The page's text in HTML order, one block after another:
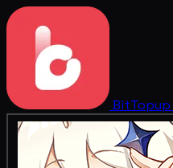
BitTopup